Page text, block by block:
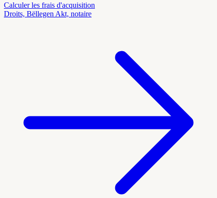
Calculer les frais d'acquisition
Droits, Bëllegen Akt, notaire